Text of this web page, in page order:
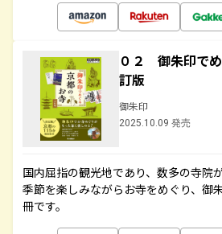
０２ 御朱印で
訂版
御朱印
2025.10.09 発売
国内屈指の観光地であり、数多の寺院
季節を楽しみながらお寺をめぐり、御
冊です。